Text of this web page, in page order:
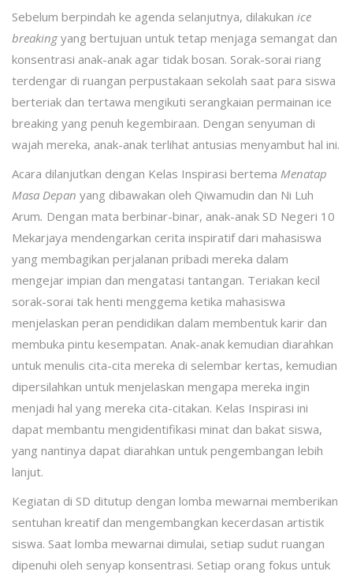
Sebelum berpindah ke agenda selanjutnya, dilakukan ice
breaking yang bertujuan untuk tetap menjaga semangat dan
konsentrasi anak-anak agar tidak bosan. Sorak-sorai riang
terdengar di ruangan perpustakaan sekolah saat para siswa
berteriak dan tertawa mengikuti serangkaian permainan ice
breaking yang penuh kegembiraan. Dengan senyuman di
wajah mereka, anak-anak terlihat antusias menyambut hal ini.
Acara dilanjutkan dengan Kelas Inspirasi bertema Menatap
Masa Depan yang dibawakan oleh Qiwamudin dan Ni Luh
Arum. Dengan mata berbinar-binar, anak-anak SD Negeri 10
Mekarjaya mendengarkan cerita inspiratif dari mahasiswa
yang membagikan perjalanan pribadi mereka dalam
mengejar impian dan mengatasi tantangan. Teriakan kecil
sorak-sorai tak henti menggema ketika mahasiswa
menjelaskan peran pendidikan dalam membentuk karir dan
membuka pintu kesempatan. Anak-anak kemudian diarahkan
untuk menulis cita-cita mereka di selembar kertas, kemudian
dipersilahkan untuk menjelaskan mengapa mereka ingin
menjadi hal yang mereka cita-citakan. Kelas Inspirasi ini
dapat membantu mengidentifikasi minat dan bakat siswa,
yang nantinya dapat diarahkan untuk pengembangan lebih
lanjut.
Kegiatan di SD ditutup dengan lomba mewarnai memberikan
sentuhan kreatif dan mengembangkan kecerdasan artistik
siswa. Saat lomba mewarnai dimulai, setiap sudut ruangan
dipenuhi oleh senyap konsentrasi. Setiap orang fokus untuk